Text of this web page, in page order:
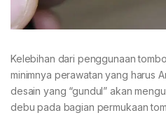
Kelebihan dari penggunaan
minimnya perawatan yang harus
desain yang “gundul” akan
debu pada bagian permukaan